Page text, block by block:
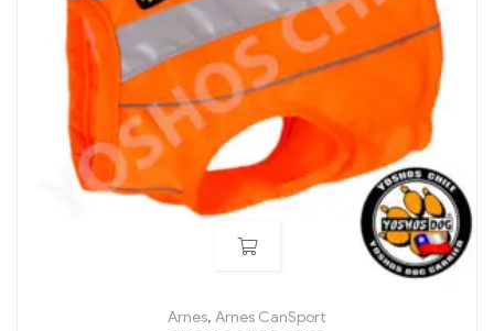
Arnes, Arnes CanSport